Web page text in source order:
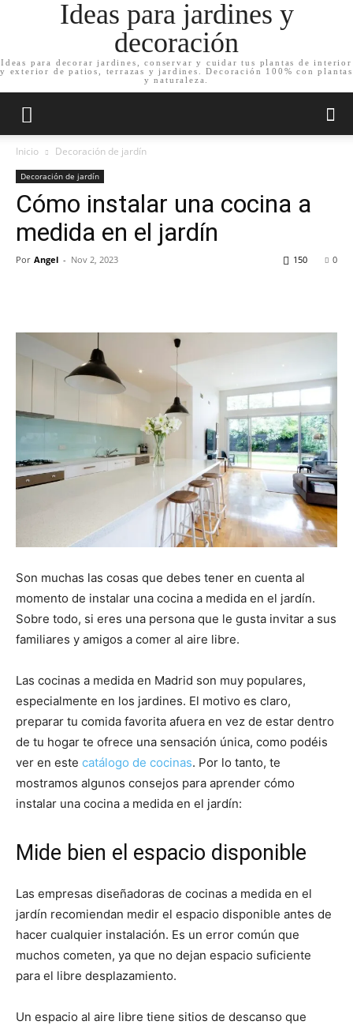
Ideas para jardines y
decoración
Ideas para decorar jardines, conservar y cuidar tus plantas de interior
y exterior de patios, terrazas y jardines. Decoración 100% con plantas
y naturaleza.
Inicio Decoración de jardín
Decoración de jardín
Cómo instalar una cocina a
medida en el jardín
Por Angel - Nov 2, 2023 0
150
Son muchas las cosas que debes tener en cuenta al
momento de instalar una cocina a medida en el jardín.
Sobre todo, si eres una persona que le gusta invitar a sus
familiares y amigos a comer al aire libre.
Las cocinas a medida en Madrid son muy populares,
especialmente en los jardines. El motivo es claro,
preparar tu comida favorita afuera en vez de estar dentro
de tu hogar te ofrece una sensación única, como podéis
ver en este catálogo de cocinas. Por lo tanto, te
mostramos algunos consejos para aprender cómo
instalar una cocina a medida en el jardín:
Mide bien el espacio disponible
Las empresas diseñadoras de cocinas a medida en el
jardín recomiendan medir el espacio disponible antes de
hacer cualquier instalación. Es un error común que
muchos cometen, ya que no dejan espacio suficiente
para el libre desplazamiento.
Un espacio al aire libre tiene sitios de descanso que